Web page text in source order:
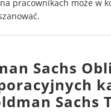
pracownikach może w
Sachs
Sachs